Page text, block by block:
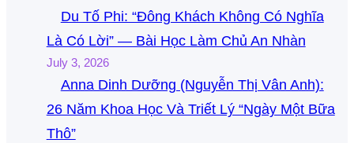
Du Tố Phi: “Đông Khách Không Có Nghĩa
Là Có Lời” — Bài Học Làm Chủ An Nhàn
July 3, 2026
Anna Dinh Dưỡng (Nguyễn Thị Vân Anh):
26 Năm Khoa Học Và Triết Lý “Ngày Một Bữa
Thô”